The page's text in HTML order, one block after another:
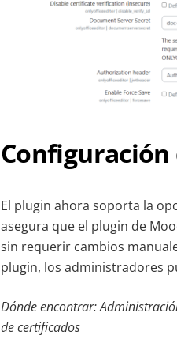
El plugin ahora soporta la
asegura que el plugin de
sin requerir cambios
plugin, los administradores
Dónde encontrar:
de certificados